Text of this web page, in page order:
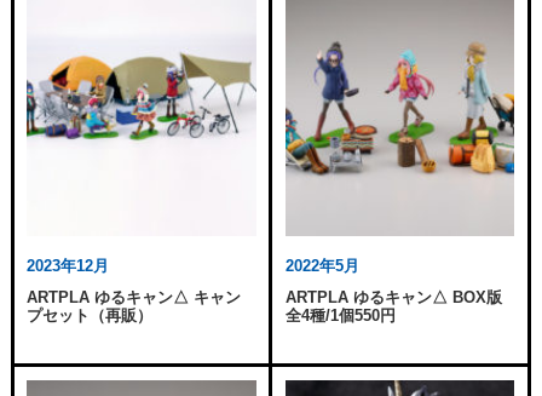
2023年12月
ARTPLA ゆるキャン△ キャン
プセット（再販）
2022年5月
ARTPLA ゆるキャン△ BOX版
全4種/1個550円